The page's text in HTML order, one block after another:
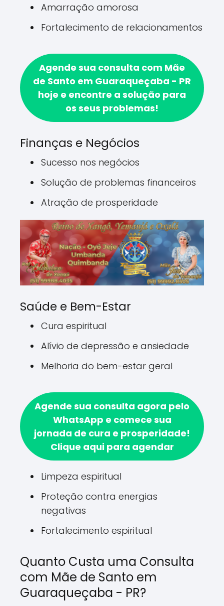
Amarração amorosa
Fortalecimento de relacionamentos
Agende sua consulta com Mãe
de Santo em Guaraqueçaba - PR
hoje e encontre a solução para
os seus problemas!
Finanças e Negócios
Sucesso nos negócios
Solução de problemas financeiros
Atração de prosperidade
Saúde e Bem-Estar
Cura espiritual
Alívio de depressão e ansiedade
Melhoria do bem-estar geral
Agende sua consulta agora pelo
WhatsApp e comece sua
jornada de cura e prosperidade!
Clique aqui para agendar
Limpeza espiritual
Proteção contra energias
negativas
Fortalecimento espiritual
Quanto Custa uma Consulta
com Mãe de Santo em
Guaraqueçaba - PR?